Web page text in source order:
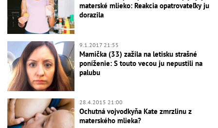
materské mlieko: Reakcia opatrovateľky ju
dorazila
9.1.2017 21:55
Mamička (33) zažila na letisku strašné
poníženie: S touto vecou ju nepustili na
palubu
28.4.2015 21:00
Ochutná vojvodkyňa Kate zmrzlinu z
materského mlieka?